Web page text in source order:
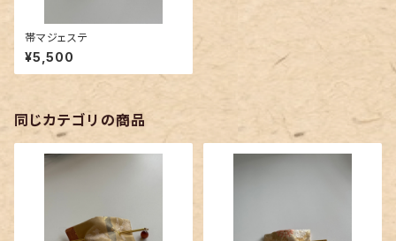
帯マジェステ
¥5,500
同じカテゴリの商品